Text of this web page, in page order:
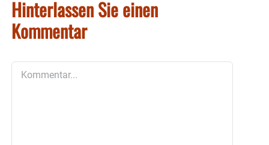
Hinterlassen Sie einen
Kommentar